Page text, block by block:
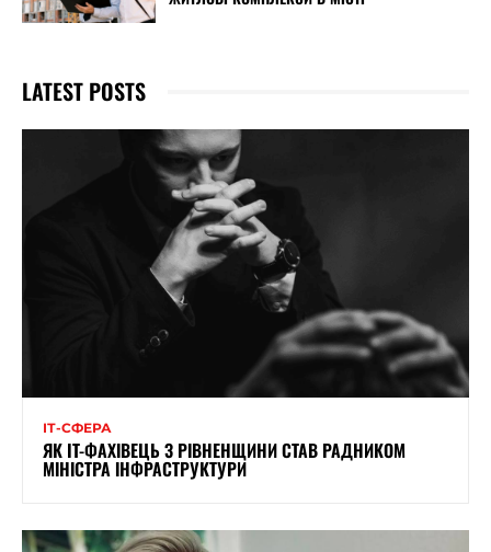
LATEST POSTS
ІТ-СФЕРА
ЯК IT-ФАХІВЕЦЬ З РІВНЕНЩИНИ СТАВ РАДНИКОМ
МІНІСТРА ІНФРАСТРУКТУРИ